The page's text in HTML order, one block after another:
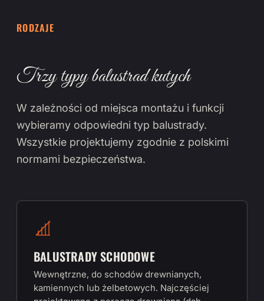
RODZAJE
Trzy typy balustrad kutych
W zależności od miejsca montażu i funkcji
wybieramy odpowiedni typ balustrady.
Wszystkie projektujemy zgodnie z polskimi
normami bezpieczeństwa.
BALUSTRADY SCHODOWE
Wewnętrzne, do schodów drewnianych,
kamiennych lub żelbetowych. Najczęściej